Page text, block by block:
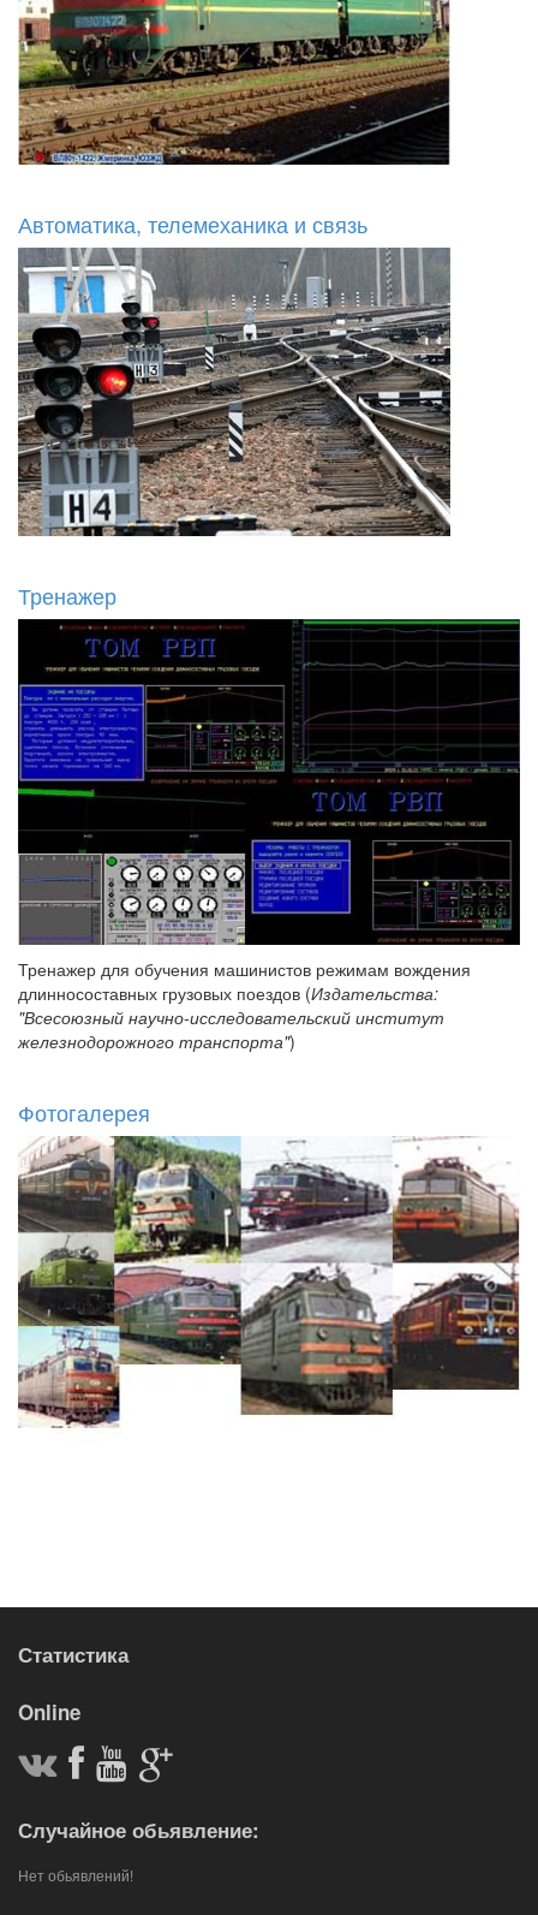
Автоматика, телемеханика и связь
Тренажер
Тренажер для обучения машинистов режимам вождения
длинносоставных грузовых поездов (Издательства:
"Всесоюзный научно-исследовательский институт
железнодорожного транспорта")
Фотогалерея
Статистика
Online
Случайное обьявление:
Нет обьявлений!